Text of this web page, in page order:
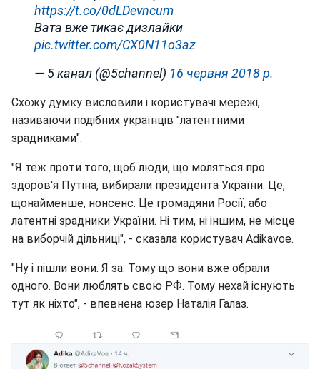
https://t.co/0dLDevncum
Вата вже тикає дизлайки
pic.twitter.com/CX0N11o3az
— 5 канал (@5channel) 16 червня 2018 р.
Схожу думку висловили і користувачі мережі,
називаючи подібних українців "латентними
зрадниками".
"Я теж проти того, щоб люди, що моляться про
здоров'я Путіна, вибирали президента України. Це,
щонайменше, нонсенс. Це громадяни Росії, або
латентні зрадники України. Ні тим, ні іншим, не місце
на виборчій дільниці", - сказала користувач Adikavoe.
"Ну і пішли вони. Я за. Тому що вони вже обрали
одного. Вони люблять свою РФ. Тому нехай існують
тут як ніхто", - впевнена юзер Наталія Галаз.